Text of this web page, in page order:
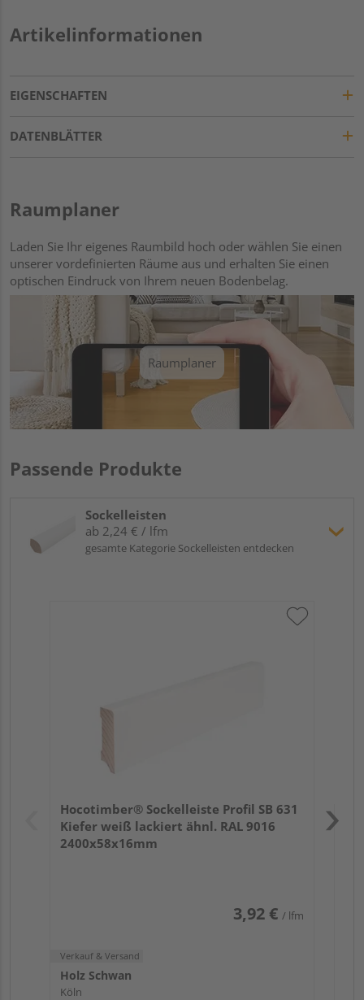
Artikelinformationen
EIGENSCHAFTEN
DATENBLÄTTER
Raumplaner
Laden Sie Ihr eigenes Raumbild hoch oder wählen Sie einen
unserer vordefinierten Räume aus und erhalten Sie einen
optischen Eindruck von Ihrem neuen Bodenbelag.
Raumplaner
Passende Produkte
Sockelleisten
ab 2,24 € / lfm
gesamte Kategorie Sockelleisten entdecken
Hocotimber® Sockelleiste Profil SB 631
Kiefer weiß lackiert ähnl. RAL 9016
2400x58x16mm
3,92 € / lfm
Verkauf & Versand
Holz Schwan
Köln